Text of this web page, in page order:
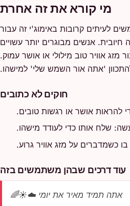
מי קורא את זה אחרת
לעיתים קרובות באימוג'י זה עבור
חיובית. אנשים מבוגרים יותר עשויים
מזג אוויר טוב מילולי או אושר עמוק.
'אתה אור השמש שלי' למישהו.
חוקים לא כתובים
אושר או רגשות טובים.
שלח אותו כדי לעודד מישהו.
על מזג אוויר גרוע.
עוד דרכים שבהן משתמשים בזה
אתה תמיד מאיר את יומי ☁️☀️🌈